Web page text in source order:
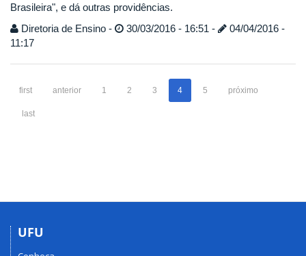
Brasileira", e dá outras providências.
Diretoria de Ensino -
30/03/2016 - 16:51 -
04/04/2016 -
11:17
first anterior 1 2 3 4 5 próximo
last
UFU